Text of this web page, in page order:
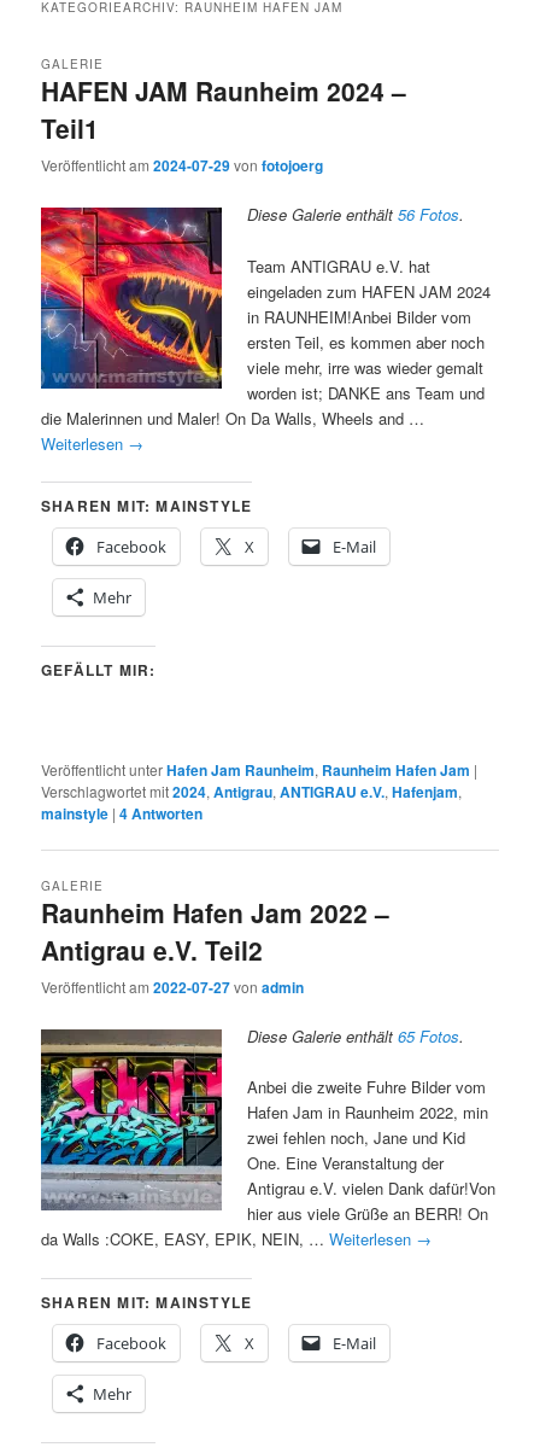
KATEGORIEARCHIV: RAUNHEIM HAFEN JAM
HAFEN JAM Raunheim 2024 –
Teil1
GALERIE
Veröffentlicht am2024-07-29vonfotojoerg
Diese Galerie enthält56 Fotos.
Team ANTIGRAU e.V. hat
eingeladen zum HAFEN JAM 2024
in RAUNHEIM!Anbei Bilder vom
ersten Teil, es kommen aber noch
viele mehr, irre was wieder gemalt
worden ist; DANKE ans Team und
die Malerinnen und Maler! On Da Walls, Wheels and …
Weiterlesen →
SHAREN MIT: MAINSTYLE
Facebook
X E-Mail
Mehr
GEFÄLLT MIR:
Veröffentlicht unterHafen Jam Raunheim, Raunheim Hafen Jam |
Verschlagwortet mit2024,Antigrau,ANTIGRAU e.V.,Hafenjam,
mainstyle |4Antworten
Raunheim Hafen Jam 2022 –
Antigrau e.V. Teil2
GALERIE
Veröffentlicht am2022-07-27vonadmin
Diese Galerie enthält65 Fotos.
Anbei die zweite Fuhre Bilder vom
Hafen Jam in Raunheim 2022, min
zwei fehlen noch, Jane und Kid
One. Eine Veranstaltung der
Antigrau e.V. vielen Dank dafür!Von
hier aus viele Grüße an BERR! On
da Walls :COKE, EASY, EPIK, NEIN, …Weiterlesen →
SHAREN MIT: MAINSTYLE
Facebook
X E-Mail
Mehr